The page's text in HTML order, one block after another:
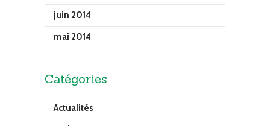
juin 2014
mai 2014
Catégories
Actualités